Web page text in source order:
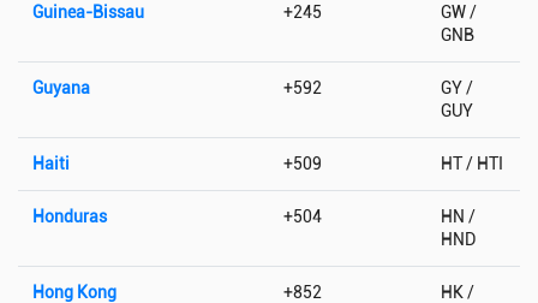
Guinea-Bissau +245
GW /
GNB
Guyana +592
GY /
GUY
Haiti +509 HT / HTI
Honduras +504
HN /
HND
Hong Kong +852
HK /